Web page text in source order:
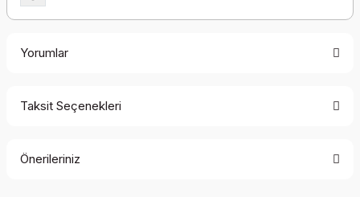
Yorumlar
Taksit Seçenekleri
Önerileriniz